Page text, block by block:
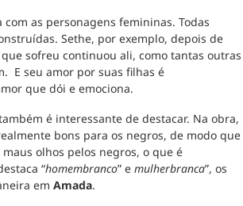
as personagens femininas. Todas
Sethe, por exemplo, depois de
sofreu continuou ali, como tantas outras
E seu amor por suas filhas é
que dói e emociona.
é interessante de destacar. Na obra,
bons para os negros, de modo que
olhos pelos negros, o que é
“homembranco” e mulherbranca”, os
em Amada.